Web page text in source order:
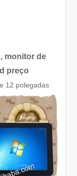
monitor de
preço
12 polegadas